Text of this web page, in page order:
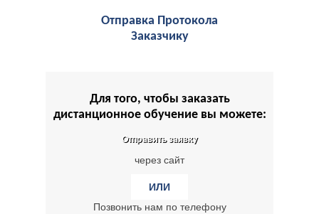
Отправка Протокола
Заказчику
Для того, чтобы заказать
дистанционное обучение вы можете:
Отправить заявку
через сайт
ИЛИ
Позвонить нам по телефону